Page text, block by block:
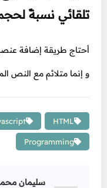
تلقائي نسبةً
و إنما متلائم مع النص
HTML
Programming
سليمان